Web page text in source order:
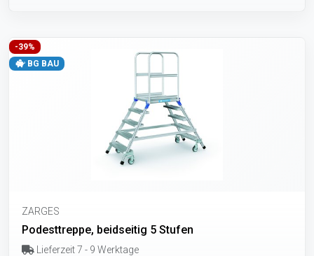
-39%
BG BAU
ZARGES
Podesttreppe, beidseitig 5 Stufen
Lieferzeit 7 - 9 Werktage